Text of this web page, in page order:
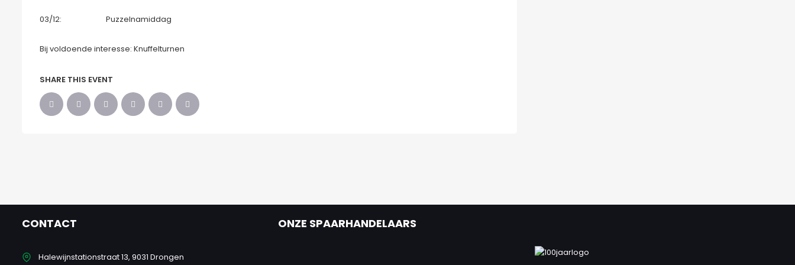
03/12: Puzzelnamiddag
Bij voldoende interesse: Knuffelturnen
SHARE THIS EVENT
CONTACT
Halewijnstationstraat 13, 9031 Drongen
ONZE SPAARHANDELAARS